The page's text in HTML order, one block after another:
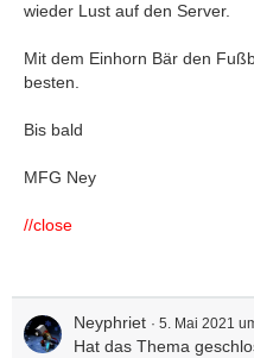
wieder Lust auf den Server.
Mit dem Einhorn Bär den
besten.
Bis bald
MFG Ney
//close
Neyphriet 5. Mai 2021
Hat das Thema